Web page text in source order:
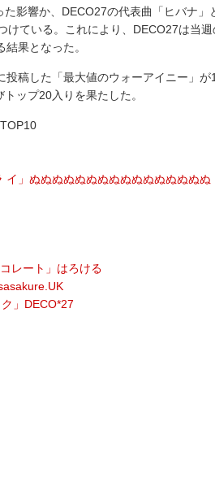
影響か、DECO27の代表曲「ヒバナ」
けている。これにより、DECO27は当
果となった。
稿した「最大値のウォーアイニー」が
ップ20入りを果たした。
イ」ぬぬぬぬぬぬぬぬぬぬぬぬぬぬぬぬ
レート」はろける
」DECO*27